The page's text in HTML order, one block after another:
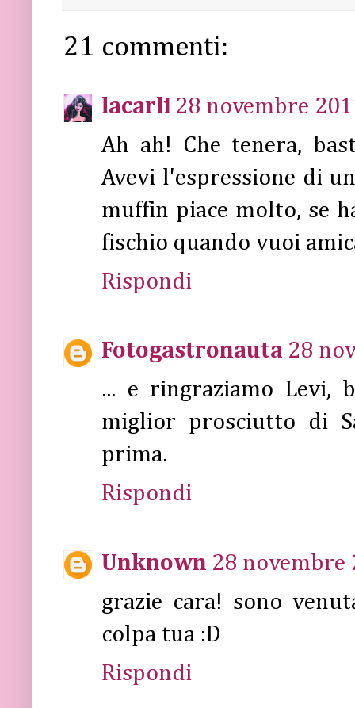
21 commenti:
lacarli 28 novembre
Ah ah! Che tenera,
Avevi l'espressione di
muffin piace molto, se
fischio quando vuoi
Rispondi
Fotogastronauta 28
... e ringraziamo Levi,
miglior prosciutto di
prima.
Rispondi
Unknown 28 novembre
grazie cara! sono
colpa tua :D
Rispondi